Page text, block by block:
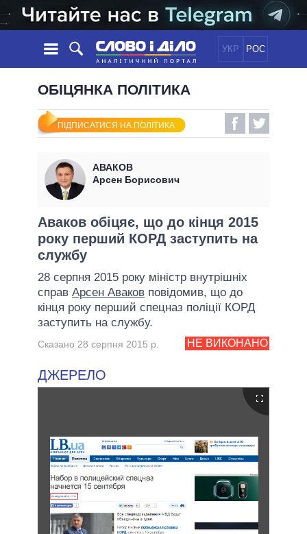
УКР РОС
НОВИНИ
СТРІЧКА
ПОДІЇ
СТАТТІ
ДУМКИ
ОГЛЯДИ
ДАЙДЖЕСТИ
ПОЛІТИКА
ЕКОНОМІКА
СВІТ
ОБIЦЯНКИ
УСІ ПОЛІТИКИ
ПРЕЗИДЕНТ І ОФІС
ВЕРХОВНА РАДА
КАБІНЕТ МІНІСТРІВ
ГОЛОВИ ОБЛАДМІНІСТРАЦІЙ
МЕРИ МІСТ
ВСІ ПЕРСОНИ
ІНФОГРАФІКА
ПІДТРИМАТИ
ОБІЦЯНКА ПОЛІТИКА
ПІДПИСАТИСЯ НА ПОЛІТИКА
АВАКОВ
Арсен Борисович
Аваков обіцяє, що до кінця 2015
року перший КОРД заступить на
службу
28 серпня 2015 року міністр внутрішніх
справ Арсен Аваков повідомив, що до
кінця року перший спецназ поліції КОРД
заступить на службу.
НЕ ВИКОНАНО
Сказано 28 серпня 2015 р.
ДЖЕРЕЛО